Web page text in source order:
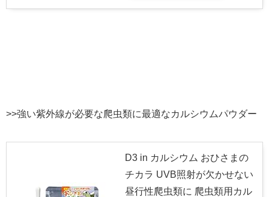
>>強い紫外線が必要な爬虫類に最適なカルシウムパウダー
D3 in カルシウム おひさまの
チカラ UVB照射が欠かせない
昼行性爬虫類に 爬虫類用カル